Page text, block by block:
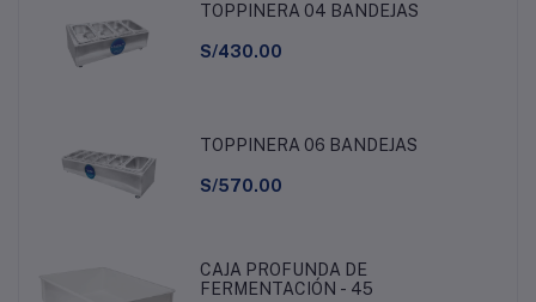
TOPPINERA 04 BANDEJAS
S/430.00
TOPPINERA 06 BANDEJAS
S/570.00
CAJA PROFUNDA DE
FERMENTACIÓN - 45